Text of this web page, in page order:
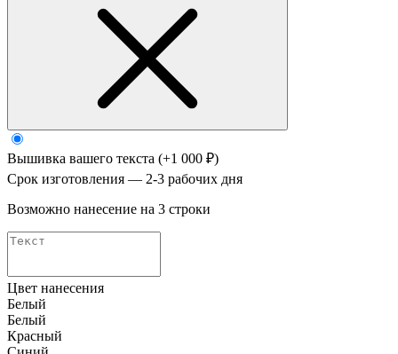
Вышивка вашего текста (+1 000 ₽)
Срок изготовления — 2-3 рабочих дня
Возможно нанесение на 3 строки
Цвет нанесения
Белый
Белый
Красный